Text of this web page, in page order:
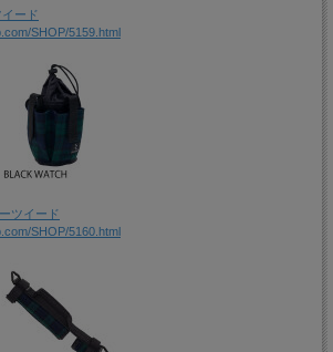
ード
SHOP/5159.html
ツイード
SHOP/5160.html